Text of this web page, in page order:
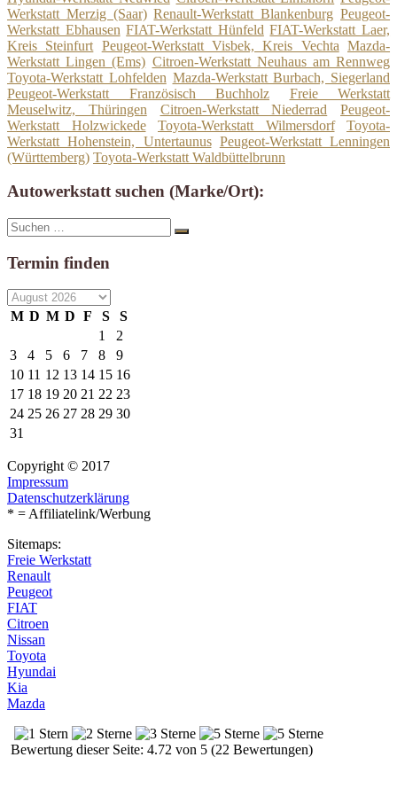
Werkstatt Merzig (Saar) Renault-Werkstatt Blankenburg Peugeot-
Werkstatt Ebhausen FIAT-Werkstatt Hünfeld FIAT-Werkstatt Laer,
Kreis Steinfurt Peugeot-Werkstatt Visbek, Kreis Vechta Mazda-
Werkstatt Lingen (Ems) Citroen-Werkstatt Neuhaus am Rennweg
Toyota-Werkstatt Lohfelden Mazda-Werkstatt Burbach, Siegerland
Peugeot-Werkstatt Französisch Buchholz
Freie Werkstatt
Meuselwitz, Thüringen
Citroen-Werkstatt Niederrad
Peugeot-
Werkstatt Holzwickede
Toyota-Werkstatt Wilmersdorf
Toyota-
Werkstatt Hohenstein, Untertaunus Peugeot-Werkstatt Lenningen
(Württemberg) Toyota-Werkstatt Waldbüttelbrunn
Autowerkstatt suchen (Marke/Ort):
Suche
nach:
Suchen
Termin finden
M D M D F S
S
1
2
3
4 5 6 7 8
9
10 11 12 13 14 15 16
17 18 19 20 21 22 23
24 25 26 27 28 29 30
31
Copyright © 2017
Impressum
Datenschutzerklärung
* = Affiliatelink/Werbung
Sitemaps:
Freie Werkstatt
Renault
Peugeot
FIAT
Citroen
Nissan
Toyota
Hyundai
Kia
Mazda
Bewertung dieser Seite: 4.72 von 5 (22 Bewertungen)